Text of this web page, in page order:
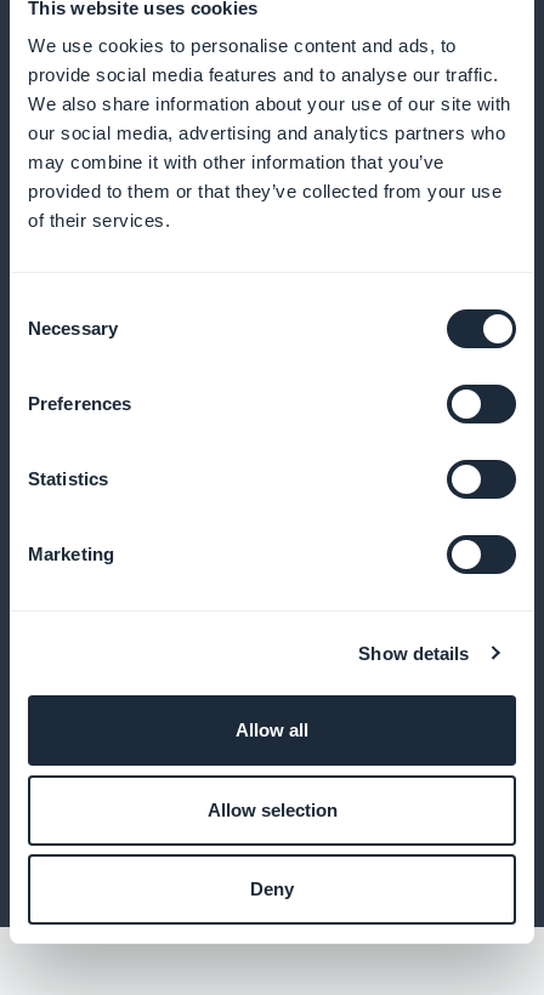
This website uses cookies
We use cookies to personalise content and ads, to
provide social media features and to analyse our traffic.
We also share information about your use of our site with
our social media, advertising and analytics partners who
may combine it with other information that you’ve
provided to them or that they’ve collected from your use
of their services.
Selection
Necessary
Preferences
Statistics
Marketing
Show details
Allow all
Allow selection
Deny
varer
White label-utvidelse
Påminnelse om kurv
Automatisk oppfølging av kunder som har lagt til et
samleobjekt uten å fullføre kjøpet
Tilby artikler om historien og ektheten til
gjenstandene som selges